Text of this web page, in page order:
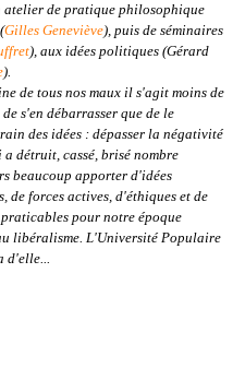
atelier de pratique philosophique
Gilles Geneviève), puis de séminaires
), aux idées politiques (Gérard
).
de tous nos maux il s'agit moins de
s'en débarrasser que de le
des idées : dépasser la négativité
détruit, cassé, brisé nombre
beaucoup apporter d'idées
de forces actives, d'éthiques et de
pour notre époque
libéralisme. L'Université Populaire
d'elle...